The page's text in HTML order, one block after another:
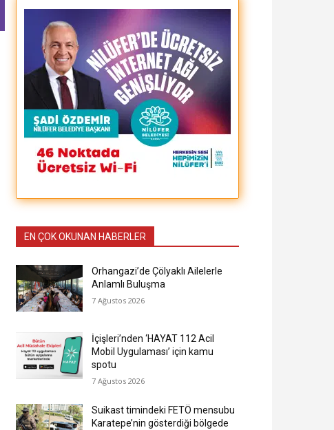
EN ÇOK OKUNAN HABERLER
Orhangazi’de Çölyaklı Ailelerle
Anlamlı Buluşma
7 Ağustos 2026
İçişleri’nden ‘HAYAT 112 Acil
Mobil Uygulaması’ için kamu
spotu
7 Ağustos 2026
Suikast timindeki FETÖ mensubu
Karatepe’nin gösterdiği bölgede